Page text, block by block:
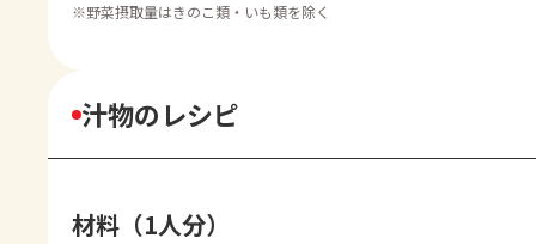
※野菜摂取量はきのこ類・いも類を除く
汁物のレシピ
材料（1人分）